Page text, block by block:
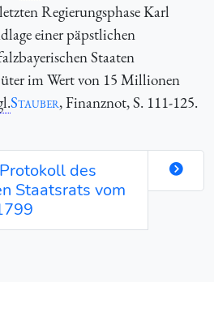
Regierungsphase Karl
einer päpstlichen
Staaten
im Wert von 15 Millionen
Stauber, Finanznot, S. 111-125.
des
Staatsrats vom